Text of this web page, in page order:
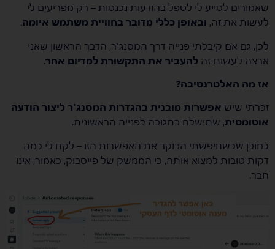
שאמורים לסייע לי לטפל בהודעות נכנסות – רק מפריעים לי
לעשות את זה, ובאופן כללי מדובר בחוויית משתמש איומה.
לכן, גם אם קיבלתי פנייה דרך המסנג'ר, הדבר הראשון שאני
ארצה לעשות זה להעביר את התקשורת למדיום אחר.
אז מה האלטרנטיבה?
זכרתי שיש אפשרות מובנית בהגדרות המסנג'ר ליצור הודעה
אוטומטית, שתישלח בתגובה לפנייה הראשונית.
כמובן שכשחיפשתי הבוקר את האפשרות הזו – לקח לי כמה
דקות טובות למצוא אותה, כי הממשק של פייסבוק, כאמור, אינו
חבר.